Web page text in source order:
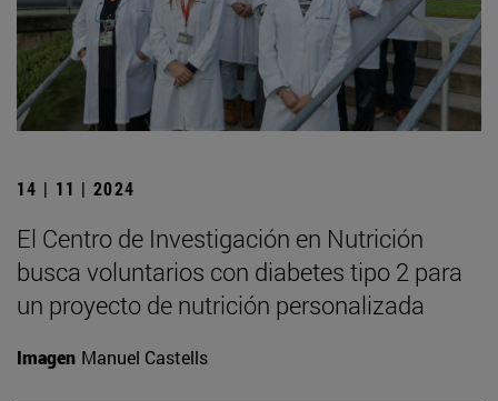
14 | 11 | 2024
El Centro de Investigación en Nutrición
busca voluntarios con diabetes tipo 2 para
un proyecto de nutrición personalizada
Imagen Manuel Castells